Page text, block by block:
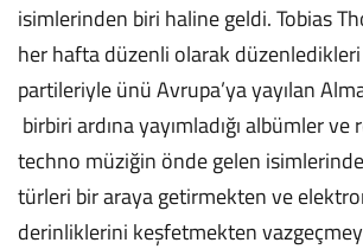
isimlerinden biri haline geldi. Tobias
her hafta düzenli olarak
partileriyle ünü Avrupa’ya yayılan
birbiri ardına yayımladığı albümler ve
techno müziğin önde gelen
türleri bir araya getirmekten ve
derinliklerini keşfetmekten